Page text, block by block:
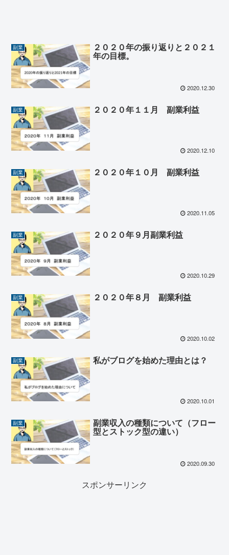
副業 ２０２０年の振り返りと２０２１
年の目標。
2020.12.30
副業 ２０２０年１１月 副業利益
2020.12.10
副業 ２０２０年１０月 副業利益
2020.11.05
副業 ２０２０年９月副業利益
2020.10.29
副業 ２０２０年８月 副業利益
2020.10.02
副業 私がブログを始めた理由とは？
2020.10.01
副業 副業収入の種類について（フロー
型とストック型の違い）
2020.09.30
スポンサーリンク